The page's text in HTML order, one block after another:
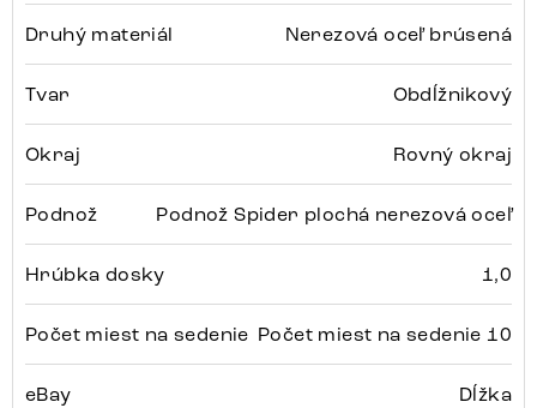
Druhý materiál Nerezová oceľ brúsená
Tvar Obdĺžnikový
Okraj Rovný okraj
Podnož Podnož Spider plochá nerezová oceľ
Hrúbka dosky 1,0
Počet miest na sedenie Počet miest na sedenie 10
eBay Dĺžka